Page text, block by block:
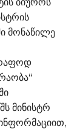
მონაწილე
მინისტრ